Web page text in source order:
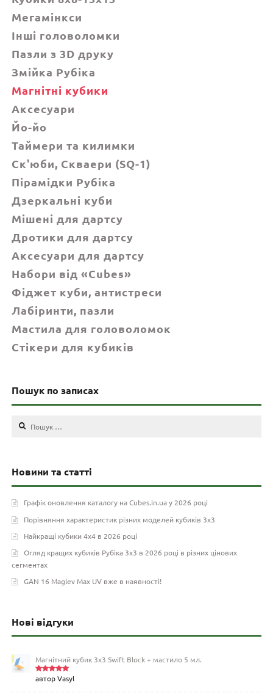
Мегамінкси
Інші головоломки
Пазли з 3D друку
Змійка Рубіка
Магнітні кубики
Аксесуари
Йо-йо
Таймери та килимки
Ск'юби, Cкваери (SQ-1)
Пірамідки Рубіка
Дзеркальні куби
Мішені для дартсу
Дротики для дартсу
Аксесуари для дартсу
Набори від «Cubes»
Фіджет куби, антистреси
Лабіринти, пазли
Мастила для головоломок
Стікери для кубиків
Пошук по записах
Пошук:
Новини та статті
Графік оновлення каталогу на Cubes.in.ua у 2026 році
Порівняння характеристик різних моделей кубиків 3х3
Найкращі кубики 4х4 в 2026 році
Огляд кращих кубиків Рубіка 3х3 в 2026 році в різних цінових
сегментах
GAN 16 Maglev Max UV вже в наявності!
Нові відгуки
Магнітний кубик 3х3 Swift Block + мастило 5 мл.
Оцінено
автор Vasyl